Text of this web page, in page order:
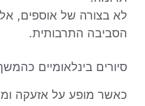
לא בצורה של אוספים,
הסביבה התרבותית.
סיורים בינלאומיים
כאשר מופע על אזעקה